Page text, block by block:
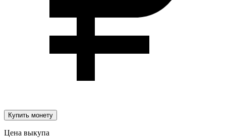
Купить монету
Цена выкупа